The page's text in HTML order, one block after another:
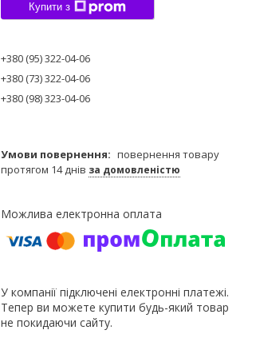
Купити з
+380 (95) 322-04-06
+380 (73) 322-04-06
+380 (98) 323-04-06
повернення товару
протягом 14 днів за домовленістю
У компанії підключені електронні платежі.
Тепер ви можете купити будь-який товар
не покидаючи сайту.